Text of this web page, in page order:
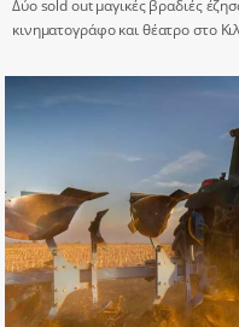
Δύο sold out μαγικές βραδιές
κινηματογράφο και θέατρο στο